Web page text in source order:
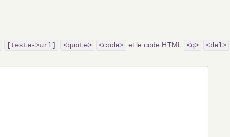
[texte->url] <quote> <code> et le code HTML <q> <del>